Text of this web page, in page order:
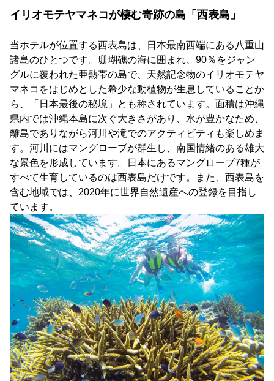
イリオモテヤマネコが棲む奇跡の島「西表島」
当ホテルが位置する西表島は、日本最南西端にある八重山
諸島のひとつです。珊瑚礁の海に囲まれ、90％をジャン
グルに覆われた亜熱帯の島で、天然記念物のイリオモテヤ
マネコをはじめとした希少な動植物が生息していることか
ら、「日本最後の秘境」とも称されています。面積は沖縄
県内では沖縄本島に次ぐ大きさがあり、水が豊かなため、
離島でありながら河川や滝でのアクティビティも楽しめま
す。河川にはマングローブが群生し、南国情緒のある雄大
な景色を形成しています。日本にあるマングローブ7種が
すべて生育しているのは西表島だけです。また、西表島を
含む地域では、2020年に世界自然遺産への登録を目指し
ています。